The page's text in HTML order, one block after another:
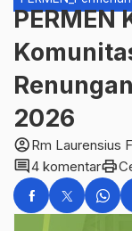
PERMEN
2026
account_circleRm Laurensius
comment4 komentarprint